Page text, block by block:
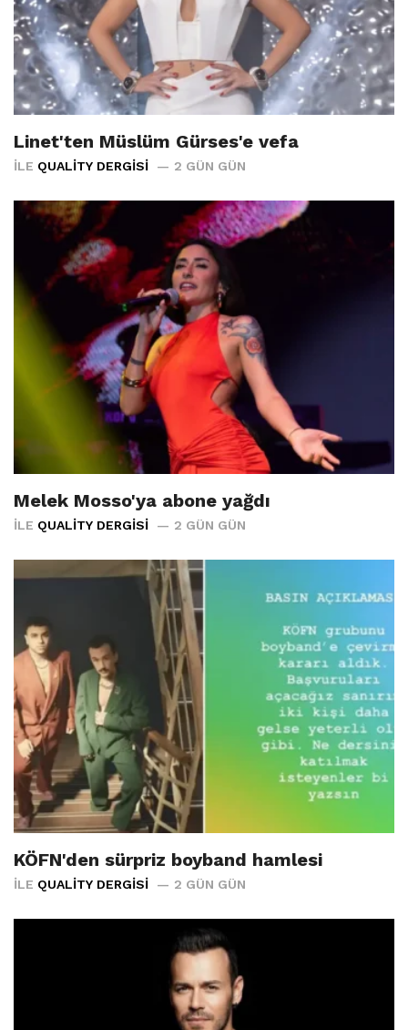
Linet'ten Müslüm Gürses'e vefa
İLE QUALITY DERGISI 2 GÜN GÜN
Melek Mosso'ya abone yağdı
İLE QUALITY DERGISI 2 GÜN GÜN
KÖFN'den sürpriz boyband hamlesi
İLE QUALITY DERGISI 2 GÜN GÜN